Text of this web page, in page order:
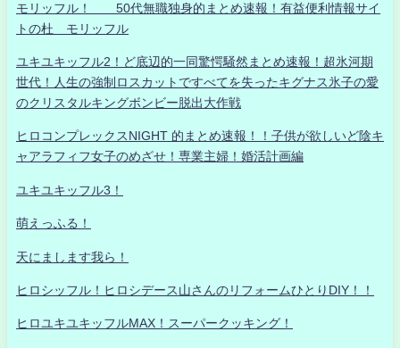
モリッフル！ 50代無職独身的まとめ速報！有益便利情報サイ
トの杜 モリッフル
ユキユキッフル2！ど底辺的一同驚愕騒然まとめ速報！超氷河期
世代！人生の強制ロスカットですべてを失ったキグナス氷子の愛
のクリスタルキングボンビー脱出大作戦
ヒロコンプレックスNIGHT 的まとめ速報！！子供が欲しいど陰キ
ャアラフィフ女子のめざせ！専業主婦！婚活計画編
ユキユキッフル3！
萌えっふる！
天にまします我ら！
ヒロシッフル！ヒロシデース山さんのリフォームひとりDIY！！
ヒロユキユキッフルMAX！スーパークッキング！